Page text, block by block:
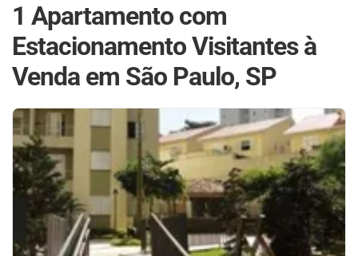
1 Apartamento com
Estacionamento Visitantes à
Venda em São Paulo, SP